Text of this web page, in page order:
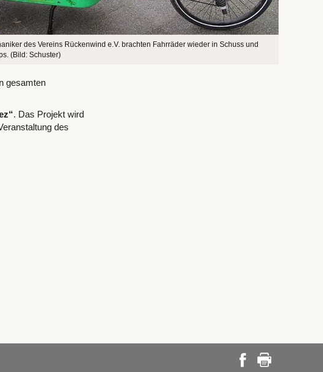
des Vereins Rückenwind e.V. brachten Fahrräder wieder in Schuss und
(Bild: Schuster)
gesamten
. Das Projekt wird
des